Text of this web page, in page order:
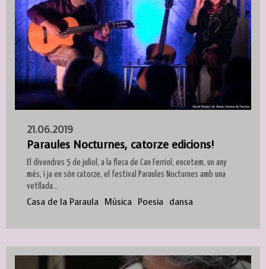
21.06.2019
Paraules Nocturnes, catorze edicions!
El divendres 5 de juliol, a la fleca de Can Ferriol, encetem, un any
més, i ja en són catorze, el festival Paraules Nocturnes amb una
vetllada...
Casa de la Paraula Música Poesia dansa